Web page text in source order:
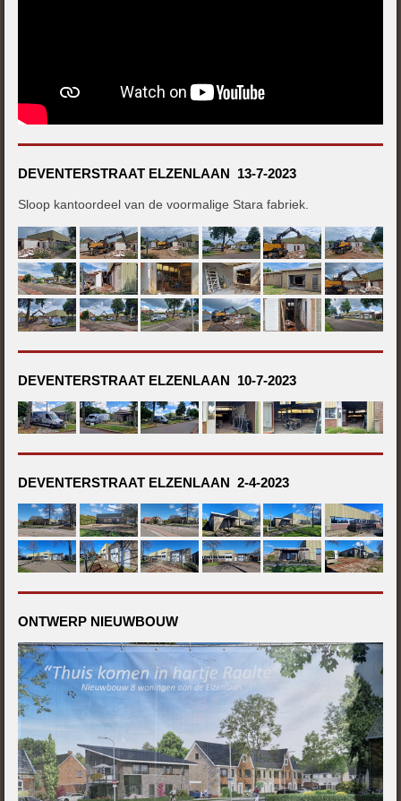
DEVENTERSTRAAT ELZENLAAN 13-7-2023
Sloop kantoordeel van de voormalige Stara fabriek.
DEVENTERSTRAAT ELZENLAAN 10-7-2023
DEVENTERSTRAAT ELZENLAAN 2-4-2023
ONTWERP NIEUWBOUW